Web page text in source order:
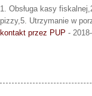
1. Obsługa kasy
pizzy,5. Utrzymanie w
kontakt przez PUP -